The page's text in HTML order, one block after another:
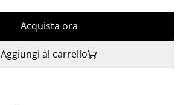
Acquista ora
Aggiungi al carrello